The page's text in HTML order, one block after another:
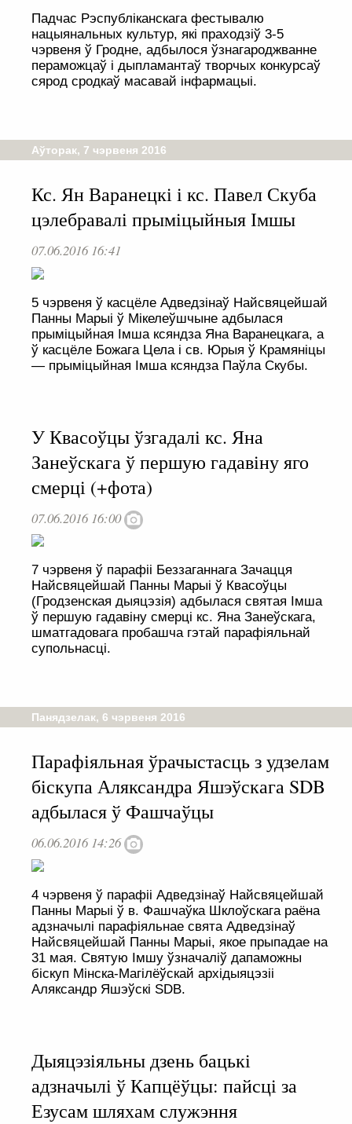
Падчас Рэспубліканскага фестывалю
нацыянальных культур, які праходзіў 3-5
чэрвеня ў Гродне, адбылося ўзнагароджванне
пераможцаў і дыпламантаў творчых конкурсаў
сярод сродкаў масавай інфармацыі.
Аўторак, 7 чэрвеня 2016
Кс. Ян Варанецкі і кс. Павел Скуба
цэлебравалі прыміцыйныя Імшы
07.06.2016 16:41
5 чэрвеня ў касцёле Адведзінаў Найсвяцейшай
Панны Марыі ў Мікелеўшчыне адбылася
прыміцыйная Імша ксяндза Яна Варанецкага, а
ў касцёле Божага Цела і св. Юрыя ў Крамяніцы
— прыміцыйная Імша ксяндза Паўла Скубы.
У Квасоўцы ўзгадалі кс. Яна
Занеўскага ў першую гадавіну яго
смерці (+фота)
07.06.2016 16:00
7 чэрвеня ў парафіі Беззаганнага Зачацця
Найсвяцейшай Панны Марыі ў Квасоўцы
(Гродзенская дыяцэзія) адбылася святая Імша
ў першую гадавіну смерці кс. Яна Занеўскага,
шматгадовага пробашча гэтай парафіяльнай
супольнасці.
Панядзелак, 6 чэрвеня 2016
Парафіяльная ўрачыстасць з удзелам
біскупа Аляксандра Яшэўскага SDB
адбылася ў Фашчаўцы
06.06.2016 14:26
4 чэрвеня ў парафіі Адведзінаў Найсвяцейшай
Панны Марыі ў в. Фашчаўка Шклоўскага раёна
адзначылі парафіяльнае свята Адведзінаў
Найсвяцейшай Панны Марыі, якое прыпадае на
31 мая. Святую Імшу ўзначаліў дапаможны
біскуп Мінска-Магілёўскай архідыяцэзіі
Аляксандр Яшэўскі SDB.
Дыяцэзіяльны дзень бацькі
адзначылі ў Капцёўцы: пайсці за
Езусам шляхам служэння